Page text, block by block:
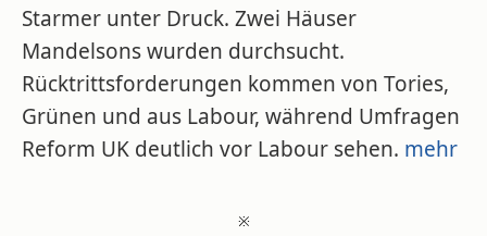
Starmer unter Druck. Zwei Häuser
Mandelsons wurden durchsucht.
Rücktrittsforderungen kommen von Tories,
Grünen und aus Labour, während Umfragen
Reform UK deutlich vor Labour sehen. mehr
※